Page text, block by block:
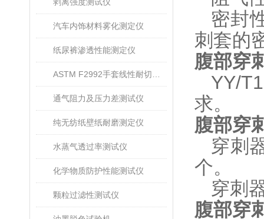
汽车内饰材料雾化测定仪
纸尿裤渗透性能测定仪
通气阻力及压力差测试仪
纯无纺纸壁纸耐磨测定仪
水蒸气透过率测试仪
化学物质防护性能测试仪
颗粒过滤性测试仪
密封
刺套的
腹部穿
YY/
求。
腹部穿
穿刺
个。
穿刺
腹部穿